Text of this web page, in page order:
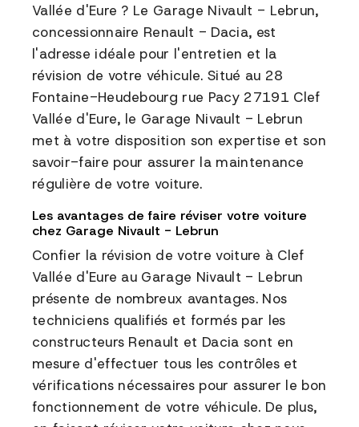
Vallée d'Eure ? Le Garage Nivault - Lebrun,
concessionnaire Renault - Dacia, est
l'adresse idéale pour l'entretien et la
révision de votre véhicule. Situé au 28
Fontaine-Heudebourg rue Pacy 27191 Clef
Vallée d'Eure, le Garage Nivault - Lebrun
met à votre disposition son expertise et son
savoir-faire pour assurer la maintenance
régulière de votre voiture.
Les avantages de faire réviser votre voiture
chez Garage Nivault - Lebrun
Confier la révision de votre voiture à Clef
Vallée d'Eure au Garage Nivault - Lebrun
présente de nombreux avantages. Nos
techniciens qualifiés et formés par les
constructeurs Renault et Dacia sont en
mesure d'effectuer tous les contrôles et
vérifications nécessaires pour assurer le bon
fonctionnement de votre véhicule. De plus,